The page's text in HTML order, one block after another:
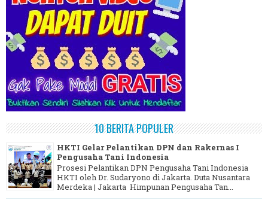
10 BERITA POPULER
HKTI Gelar Pelantikan DPN dan Rakernas I
Pengusaha Tani Indonesia
Prosesi Pelantikan DPN Pengusaha Tani Indonesia
HKTI oleh Dr. Sudaryono di Jakarta. Duta Nusantara
Merdeka | Jakarta Himpunan Pengusaha Tan...